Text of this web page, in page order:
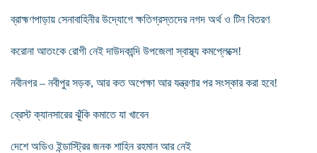
ব্রাহ্মণপাড়ায় সেনাবাহিনীর উদ্যোগে ক্ষতিগ্রস্তদের নগদ অর্থ ও টিন বিতরণ
করোনা আতংকে রোগী নেই দাউদকান্দি উপজেলা স্বাস্থ্য কমপ্লেক্সে!
নবীনগর – নবীপুর সড়ক, আর কত অপেক্ষা আর যন্ত্রণার পর সংস্কার করা হবে!
ব্রেস্ট ক্যানসারের ঝুঁকি কমাতে যা খাবেন
দেশে অডিও ইন্ডাস্ট্রির জনক শাহিন রহমান আর নেই